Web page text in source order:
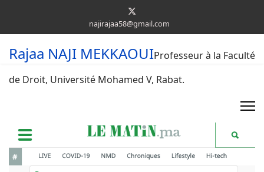
najirajaa58@gmail.com
Rajaa NAJI MEKKAOUIProfesseur à la Faculté
de Droit, Université Mohamed V, Rabat.